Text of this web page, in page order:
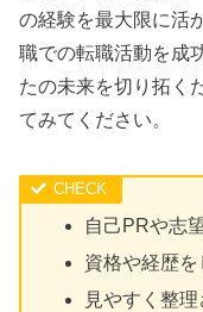
の経験を最大限に活
職での転職活動を成
たの未来を切り拓く
てみてください。
自己PRや志
資格や経歴
見やすく整